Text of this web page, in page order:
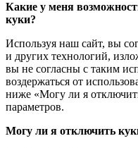
Какие у меня
куки?
Используя наш сайт, вы
и других технологий,
вы не согласны с таким
воздержаться от
ниже «Могу ли я
параметров.
Могу ли я отключить